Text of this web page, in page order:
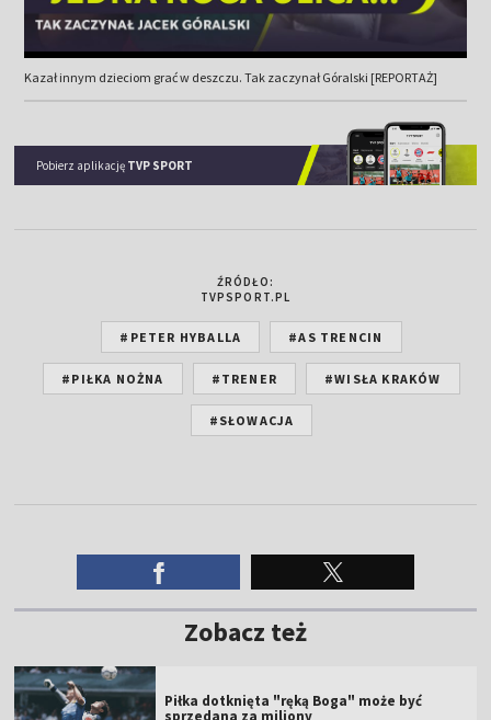
Kazał innym dzieciom grać w deszczu. Tak zaczynał Góralski [REPORTAŻ]
Pobierz aplikację TVP SPORT
ŹRÓDŁO:
TVPSPORT.PL
#PETER HYBALLA #AS TRENCIN
#PIŁKA NOŻNA #TRENER #WISŁA KRAKÓW
#SŁOWACJA
Zobacz też
Piłka dotknięta "ręką Boga" może być
sprzedana za miliony